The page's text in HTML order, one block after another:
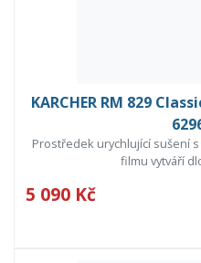
KARCHER RM 829
Prostředek urychlující sušení
filmu vytváří
5 090 Kč